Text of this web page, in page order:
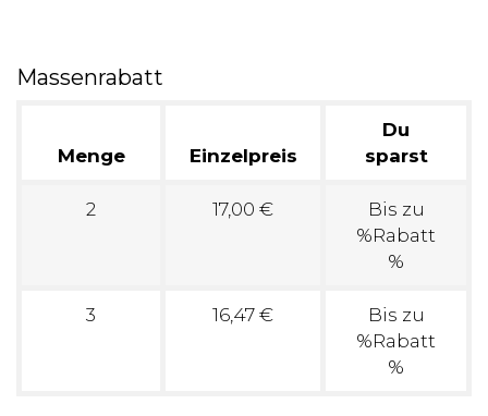
Massenrabatt
Menge Einzelpreis
Du
sparst
2 17,00 €
Bis zu
%Rabatt
%
3 16,47 €
Bis zu
%Rabatt
%